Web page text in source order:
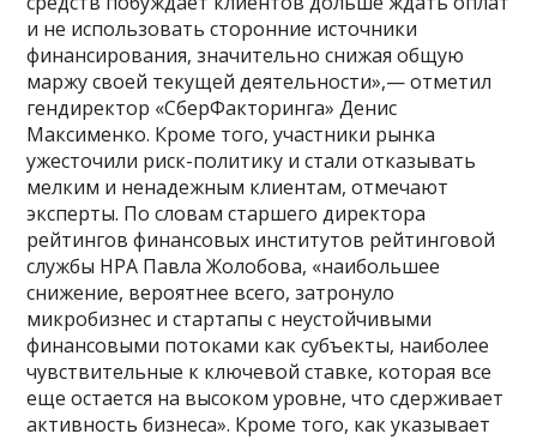
и не использовать сторонние источники
финансирования, значительно снижая общую
маржу своей текущей деятельности»,— отметил
гендиректор «СберФакторинга» Денис
Максименко. Кроме того, участники рынка
ужесточили риск-политику и стали отказывать
мелким и ненадежным клиентам, отмечают
эксперты. По словам старшего директора
рейтингов финансовых институтов рейтинговой
службы НРА Павла Жолобова, «наибольшее
снижение, вероятнее всего, затронуло
микробизнес и стартапы с неустойчивыми
финансовыми потоками как субъекты, наиболее
чувствительные к ключевой ставке, которая все
еще остается на высоком уровне, что сдерживает
активность бизнеса». Кроме того, как указывает